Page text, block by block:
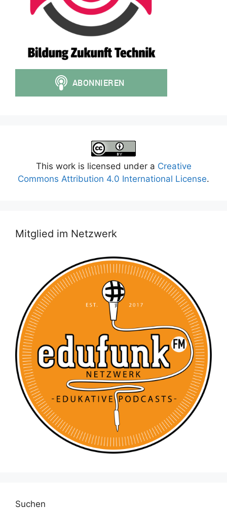
This work is licensed under a Creative
Commons Attribution 4.0 International License.
Mitglied im Netzwerk
Suchen